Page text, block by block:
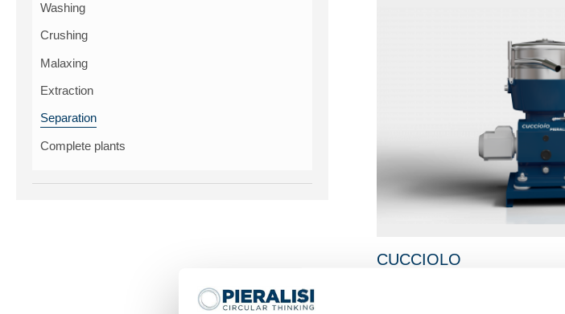
Washing
Crushing
Malaxing
Extraction
Separation
Complete plants
CUCCIOLO